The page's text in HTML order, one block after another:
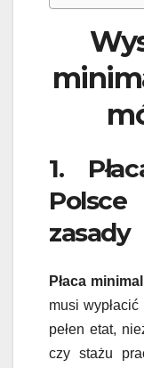
1.
zasady
Płaca
musi
pełen etat,
czy stażu